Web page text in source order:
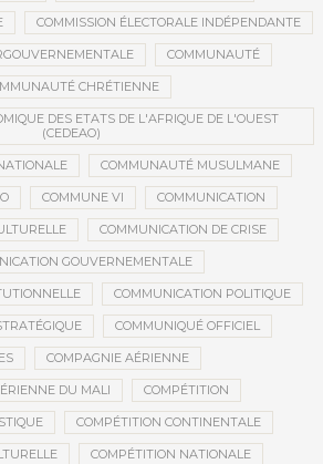
COMMISSION ÉLECTORALE INDÉPENDANTE
COMMUNAUTÉ
CHRÉTIENNE
DES ETATS DE L'AFRIQUE DE L'OUEST
(CEDEAO)
COMMUNAUTÉ MUSULMANE
COMMUNE VI COMMUNICATION
COMMUNICATION DE CRISE
GOUVERNEMENTALE
COMMUNICATION POLITIQUE
COMMUNIQUÉ OFFICIEL
COMPAGNIE AÉRIENNE
DU MALI COMPÉTITION
COMPÉTITION CONTINENTALE
COMPÉTITION NATIONALE